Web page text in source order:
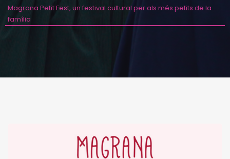
Magrana Petit Fest, un festival cultural per als més petits de la
família